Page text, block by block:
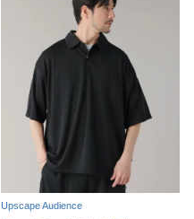
Upscape Audience